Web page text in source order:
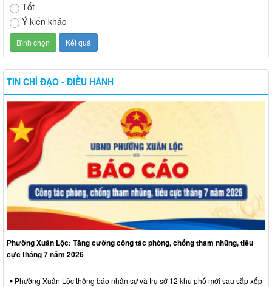
Tốt
Ý kiến khác
TIN CHỈ ĐẠO - ĐIỀU HÀNH
Phường Xuân Lộc: Tăng cường công tác phòng, chống tham nhũng, tiêu
cực tháng 7 năm 2026
Phường Xuân Lộc thông báo nhân sự và trụ sở 12 khu phố mới sau sắp xếp